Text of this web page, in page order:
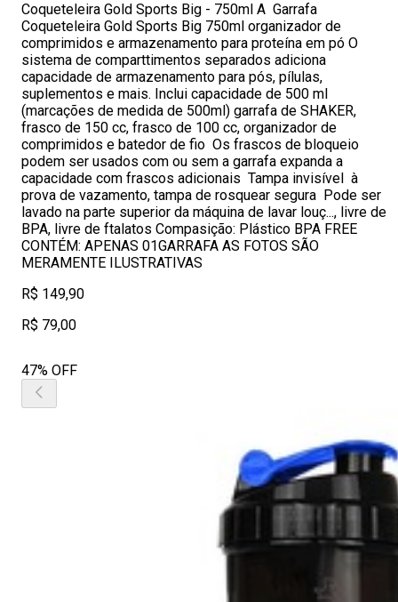
Coqueteleira Gold Sports Big - 750ml A Garrafa
Coqueteleira Gold Sports Big 750ml organizador de
comprimidos e armazenamento para proteína em pó O
sistema de comparttimentos separados adiciona
capacidade de armazenamento para pós, pílulas,
suplementos e mais. Inclui capacidade de 500 ml
(marcações de medida de 500ml) garrafa de SHAKER,
frasco de 150 cc, frasco de 100 cc, organizador de
comprimidos e batedor de fio Os frascos de bloqueio
podem ser usados com ou sem a garrafa expanda a
capacidade com frascos adicionais Tampa invisível à
prova de vazamento, tampa de rosquear segura Pode ser
lavado na parte superior da máquina de lavar louç..., livre de
BPA, livre de ftalatos Compasição: Plástico BPA FREE
CONTÉM: APENAS 01GARRAFA AS FOTOS SÃO
MERAMENTE ILUSTRATIVAS
R$ 149,90
R$ 79,00
47% OFF